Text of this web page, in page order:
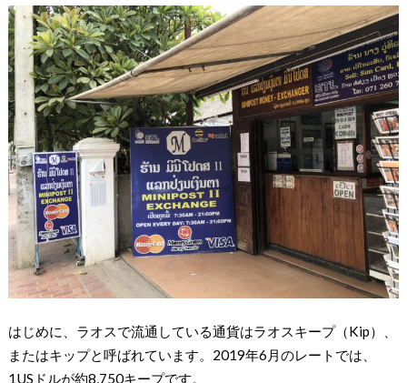
はじめに、ラオスで流通している通貨はラオスキープ（Kip）、
またはキップと呼ばれています。2019年6月のレートでは、
1USドルが約8,750キープです。